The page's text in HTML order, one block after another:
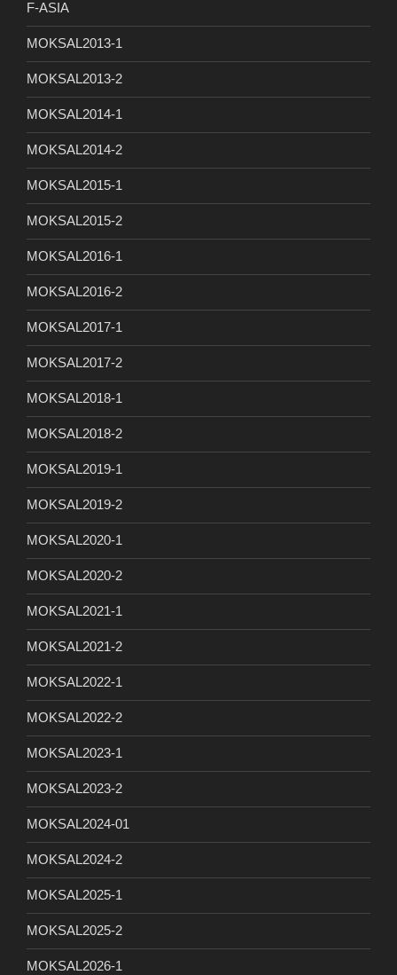
F-ASIA
MOKSAL2013-1
MOKSAL2013-2
MOKSAL2014-1
MOKSAL2014-2
MOKSAL2015-1
MOKSAL2015-2
MOKSAL2016-1
MOKSAL2016-2
MOKSAL2017-1
MOKSAL2017-2
MOKSAL2018-1
MOKSAL2018-2
MOKSAL2019-1
MOKSAL2019-2
MOKSAL2020-1
MOKSAL2020-2
MOKSAL2021-1
MOKSAL2021-2
MOKSAL2022-1
MOKSAL2022-2
MOKSAL2023-1
MOKSAL2023-2
MOKSAL2024-01
MOKSAL2024-2
MOKSAL2025-1
MOKSAL2025-2
MOKSAL2026-1